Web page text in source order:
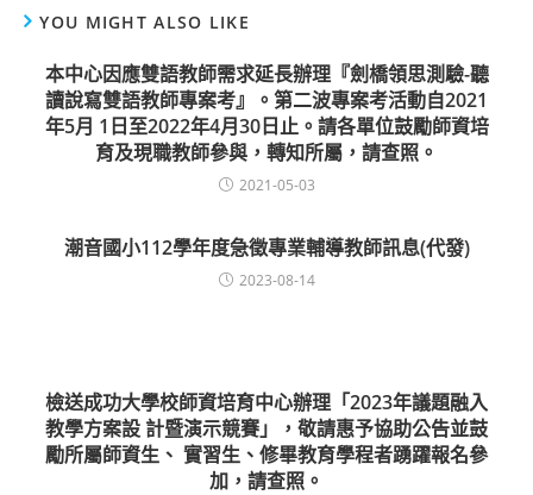
YOU MIGHT ALSO LIKE
本中心因應雙語教師需求延長辦理『劍橋領思測驗-聽
讀說寫雙語教師專案考』。第二波專案考活動自2021
年5月 1日至2022年4月30日止。請各單位鼓勵師資培
育及現職教師參與，轉知所屬，請查照。
2021-05-03
潮音國小112學年度急徵專業輔導教師訊息(代發)
2023-08-14
檢送成功大學校師資培育中心辦理「2023年議題融入
教學方案設 計暨演示競賽」，敬請惠予協助公告並鼓
勵所屬師資生、 實習生、修畢教育學程者踴躍報名參
加，請查照。